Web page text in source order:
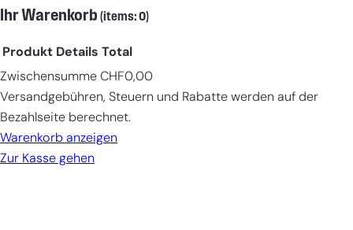
Ihr Warenkorb (items: 0)
Products
in
cart
Produkt Details Total
Zwischensumme CHF0,00
Versandgebühren, Steuern und Rabatte werden auf der
Bezahlseite berechnet.
Warenkorb anzeigen
Zur Kasse gehen